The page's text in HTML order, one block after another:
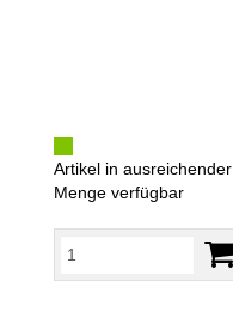
Artikel in ausreichender
Menge verfügbar